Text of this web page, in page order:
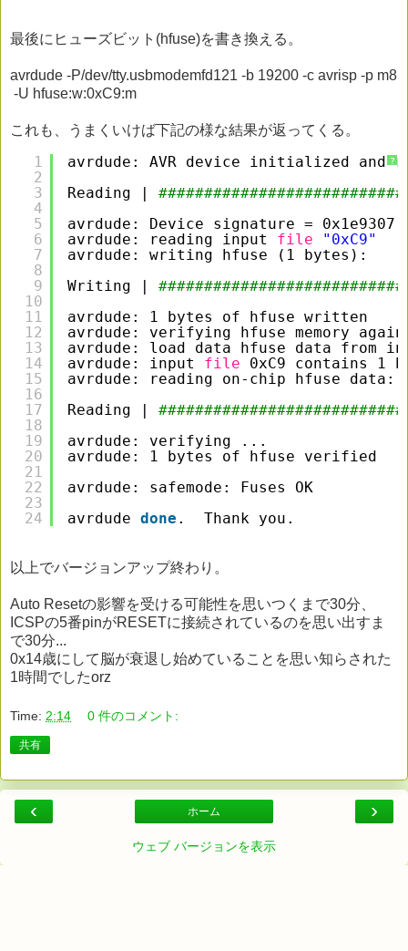
最後にヒューズビット(hfuse)を書き換える。
avrdude -P/dev/tty.usbmodemfd121 -b 19200 -c avrisp -p m8
-U hfuse:w:0xC9:m
これも、うまくいけば下記の様な結果が返ってくる。
?
1
2
3
4
5
6
7
8
9
10
11
12
13
14
15
16
17
18
19
20
21
22
23
24
avrdude: AVR device initialized and
Reading |
avrdude: Device signature = 0x1e9307
avrdude: reading input file
"0xC9"
avrdude: writing hfuse (1 bytes):
Writing |
avrdude: 1 bytes of hfuse written
avrdude: verifying hfuse memory
avrdude: load data hfuse data from
avrdude: input file
0xC9 contains 1
avrdude: reading on-chip hfuse data:
Reading |
avrdude: verifying ...
avrdude: 1 bytes of hfuse verified
avrdude: safemode: Fuses OK
avrdude done .  Thank you.
以上でバージョンアップ終わり。
Auto Resetの影響を受ける可能性を思いつくまで30分、
ICSPの5番pinがRESETに接続されているのを思い出すま
で30分...
0x14歳にして脳が衰退し始めていることを思い知らされた
1時間でしたorz
Time: 2:14 0 件のコメント:
共有
‹ ›
ホーム
ウェブ バージョンを表示